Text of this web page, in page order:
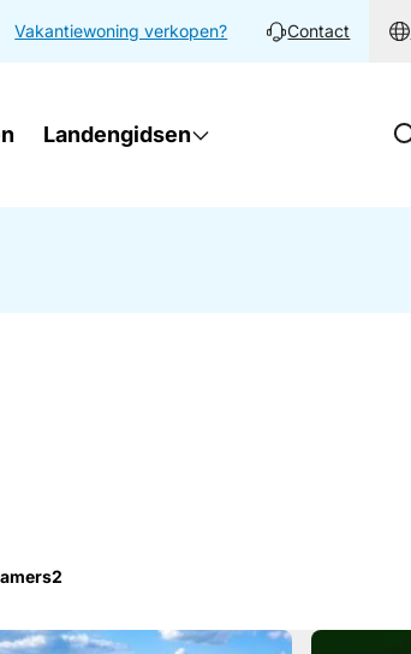
Vakantiewoning verkopen? Contact
Landengidsen
2